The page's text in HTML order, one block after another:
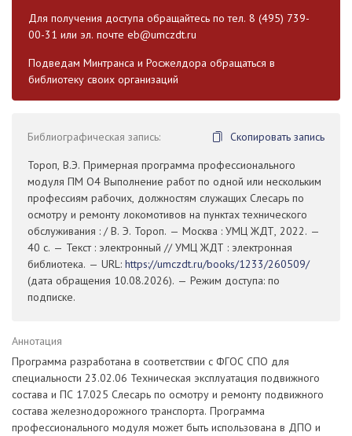
Для получения доступа обращайтесь по тел. 8 (495) 739-
00-31 или эл. почте eb@umczdt.ru
Подведам Минтранса и Росжелдора обращаться в
библиотеку своих организаций
Библиографическая запись:
Скопировать запись
Тороп, В.Э. Примерная программа профессионального
модуля ПМ О4 Выполнение работ по одной или нескольким
профессиям рабочих, должностям служащих Слесарь по
осмотру и ремонту локомотивов на пунктах технического
обслуживания : / В. Э. Тороп. — Москва : УМЦ ЖДТ, 2022. —
40 с. — Текст : электронный // УМЦ ЖДТ : электронная
библиотека. — URL: https://umczdt.ru/books/1233/260509/
(дата обращения 10.08.2026). — Режим доступа: по
подписке.
Аннотация
Программа разработана в соответствии с ФГОС СПО для
специальности 23.02.06 Техническая эксплуатация подвижного
состава и ПС 17.025 Слесарь по осмотру и ремонту подвижного
состава железнодорожного транспорта. Программа
профессионального модуля может быть использована в ДПО и